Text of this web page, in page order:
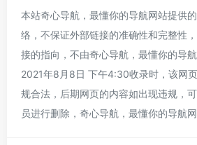
本站奇心导航，最懂你的导航网站提供
络，不保证外部链接的准确性和完整性
接的指向，不由奇心导航，最懂你的导
2021年8月8日 下午4:30收录时，该网
规合法，后期网页的内容如出现违规，
员进行删除，奇心导航，最懂你的导航